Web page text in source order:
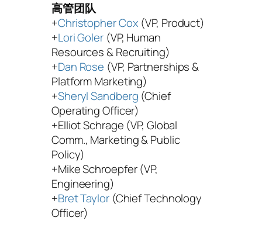
高管团队
+Christopher Cox (VP, Product)
+Lori Goler(VP, Human
Resources & Recruiting)
+Dan Rose (VP, Partnerships &
Platform Marketing)
+Sheryl Sandberg (Chief
Operating Officer)
+Elliot Schrage (VP, Global
Comm., Marketing & Public
Policy)
+Mike Schroepfer (VP,
Engineering)
+Bret Taylor(Chief Technology
Officer)